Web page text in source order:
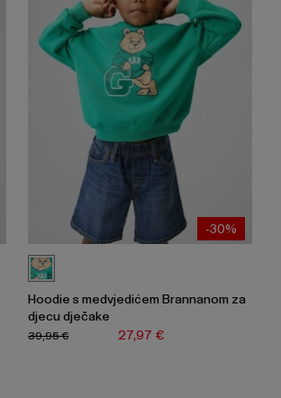
-30%
Hoodie s medvjedićem Brannanom za
djecu dječake
27,97 €
39,95 €